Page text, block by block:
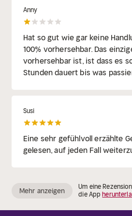
Anny
Hat so gut wie gar keine
100% vorhersehbar. Das
vorhersehbar ist, ist dass es
Stunden dauert bis was
Susi
Eine sehr gefühlvoll erzählte
gelesen, auf jeden Fall
Mehr anzeigen
Um eine
die App